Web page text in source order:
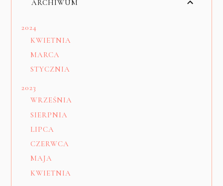
ARCHIWUM
2024
KWIETNIA
MARCA
STYCZNIA
2023
WRZEŚNIA
SIERPNIA
LIPCA
CZERWCA
MAJA
KWIETNIA